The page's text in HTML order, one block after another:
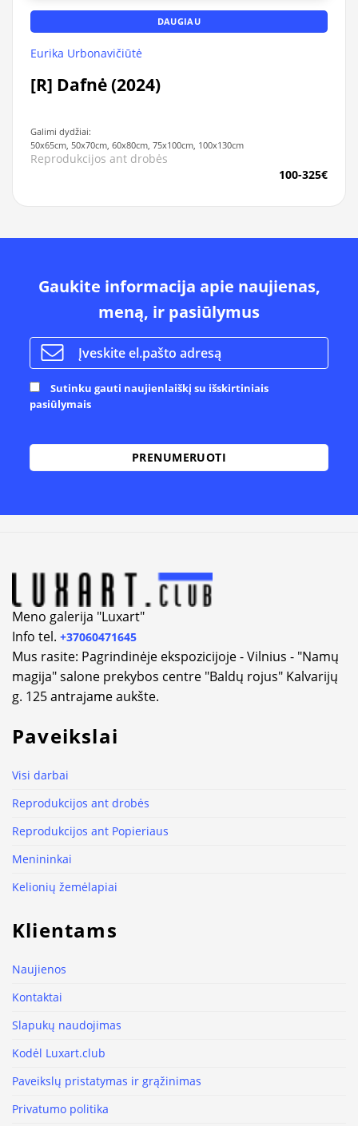
DAUGIAU
Eurika Urbonavičiūtė
[R] Dafnė (2024)
Galimi dydžiai:
50x65cm, 50x70cm, 60x80cm, 75x100cm, 100x130cm
Reprodukcijos ant drobės
100-325€
Gaukite informacija apie naujienas,
meną, ir pasiūlymus
Sutinku gauti naujienlaiškį su išskirtiniais
pasiūlymais
Meno galerija "Luxart"
Info tel. +37060471645
Mus rasite: Pagrindinėje ekspozicijoje - Vilnius - "Namų
magija" salone prekybos centre "Baldų rojus" Kalvarijų
g. 125 antrajame aukšte.
Paveikslai
Visi darbai
Reprodukcijos ant drobės
Reprodukcijos ant Popieriaus
Menininkai
Kelionių žemėlapiai
Klientams
Naujienos
Kontaktai
Slapukų naudojimas
Kodėl Luxart.club
Paveikslų pristatymas ir grąžinimas
Privatumo politika